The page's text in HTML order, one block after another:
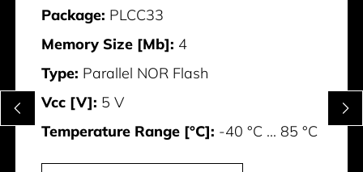
Package: PLCC33
Memory Size [Mb]: 4
Type: Parallel NOR Flash
Vcc [V]: 5 V
Temperature Range [°C]: -40 °C ... 85 °C